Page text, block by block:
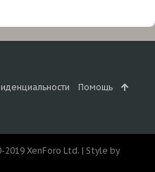
Помощь
2019 XenForo Ltd. | Style by